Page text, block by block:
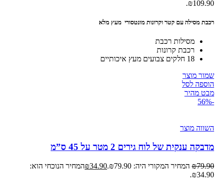
₪109.90.
רכבת מסילה עם קטר וקרונות מונטסורי מעץ מלא
מסילות רכבת
רכבת קרונות
18 חלקים צבועים מעץ איכותיים
שמור מוצר
הוספה לסל
מבט מהיר
-56%
השווה מוצר
מדבקה ענקית של לוח גירים 2 מטר על 45 ס”מ
₪79.90 המחיר המקורי היה: ₪79.90. ₪34.90
המחיר הנוכחי הוא:
₪34.90.